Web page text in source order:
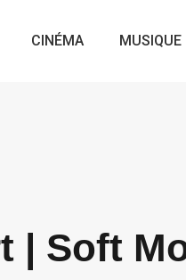
CINÉMA MUSIQUE
| Soft